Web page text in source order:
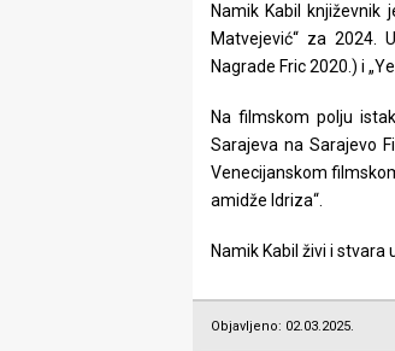
Namik Kabil književnik
Matvejević“ za 2024.
Nagrade Fric 2020.) i
Na filmskom polju
Sarajeva na Sarajevo
Venecijanskom
amidže Idriza“.
Namik Kabil živi i stvara
Objavljeno: 02.03.2025.